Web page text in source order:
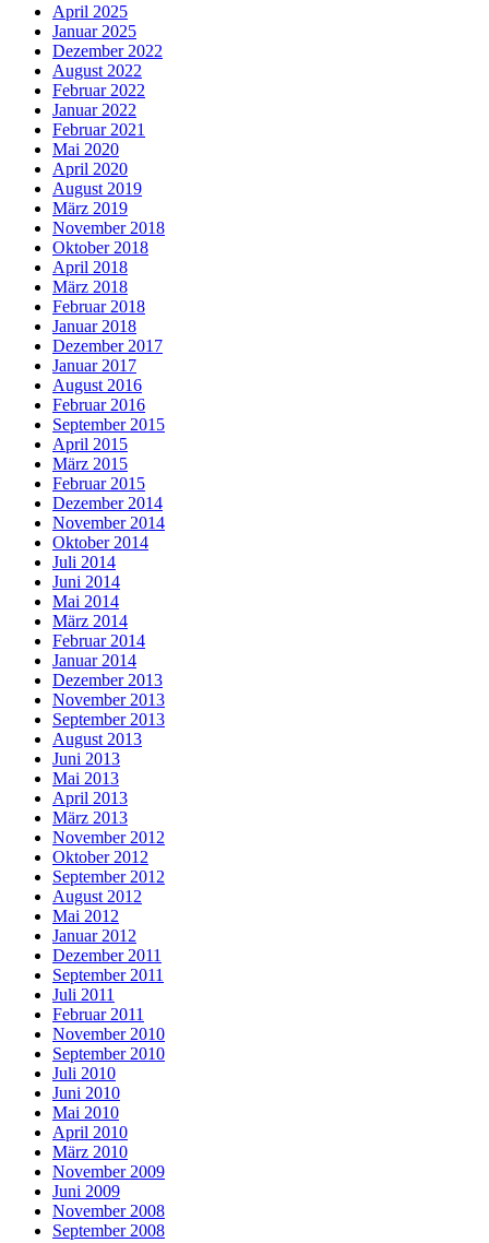
April 2025
Januar 2025
Dezember 2022
August 2022
Februar 2022
Januar 2022
Februar 2021
Mai 2020
April 2020
August 2019
März 2019
November 2018
Oktober 2018
April 2018
März 2018
Februar 2018
Januar 2018
Dezember 2017
Januar 2017
August 2016
Februar 2016
September 2015
April 2015
März 2015
Februar 2015
Dezember 2014
November 2014
Oktober 2014
Juli 2014
Juni 2014
Mai 2014
März 2014
Februar 2014
Januar 2014
Dezember 2013
November 2013
September 2013
August 2013
Juni 2013
Mai 2013
April 2013
März 2013
November 2012
Oktober 2012
September 2012
August 2012
Mai 2012
Januar 2012
Dezember 2011
September 2011
Juli 2011
Februar 2011
November 2010
September 2010
Juli 2010
Juni 2010
Mai 2010
April 2010
März 2010
November 2009
Juni 2009
November 2008
September 2008